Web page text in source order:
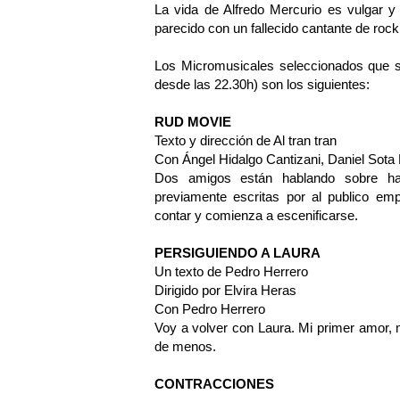
La vida de Alfredo Mercurio es vulgar
parecido con un fallecido cantante de
Los Micromusicales seleccionados que
desde las 22.30h) son los siguientes:
RUD MOVIE
Texto y dirección de Al tran tran
Con Ángel Hidalgo Cantizani, Daniel
Dos amigos están hablando sobre
previamente escritas por al publico
contar y comienza a escenificarse.
PERSIGUIENDO A LAURA
Un texto de Pedro Herrero
Dirigido por Elvira Heras
Con Pedro Herrero
Voy a volver con Laura. Mi primer amor,
de menos.
CONTRACCIONES